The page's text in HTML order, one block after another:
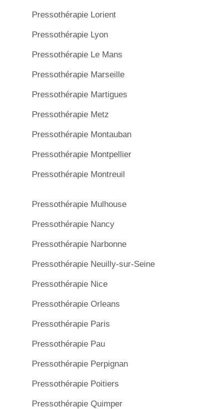
Pressothérapie Lorient
Pressothérapie Lyon
Pressothérapie Le Mans
Pressothérapie Marseille
Pressothérapie Martigues
Pressothérapie Metz
Pressothérapie Montauban
Pressothérapie Montpellier
Pressothérapie Montreuil
Pressothérapie Mulhouse
Pressothérapie Nancy
Pressothérapie Narbonne
Pressothérapie Neuilly-sur-Seine
Pressothérapie Nice
Pressothérapie Orleans
Pressothérapie Paris
Pressothérapie Pau
Pressothérapie Perpignan
Pressothérapie Poitiers
Pressothérapie Quimper